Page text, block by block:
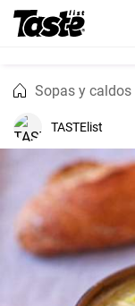
Sopas y caldos
TASTElist